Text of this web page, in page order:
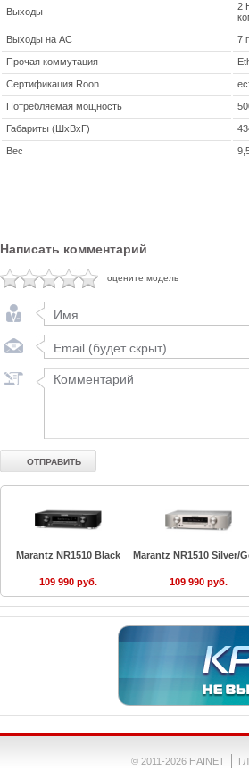
Выходы
2
Выходы на АС 7
Прочая коммутация
Сертификация Roon
Потребляемая мощность
Габариты (ШхВхГ)
Вес
Написать комментарий
оцените модель
Marantz NR1510 Black
109 990 руб.
Marantz NR1510 Silver/
109 990 руб.
© 2011-2026 HAINET